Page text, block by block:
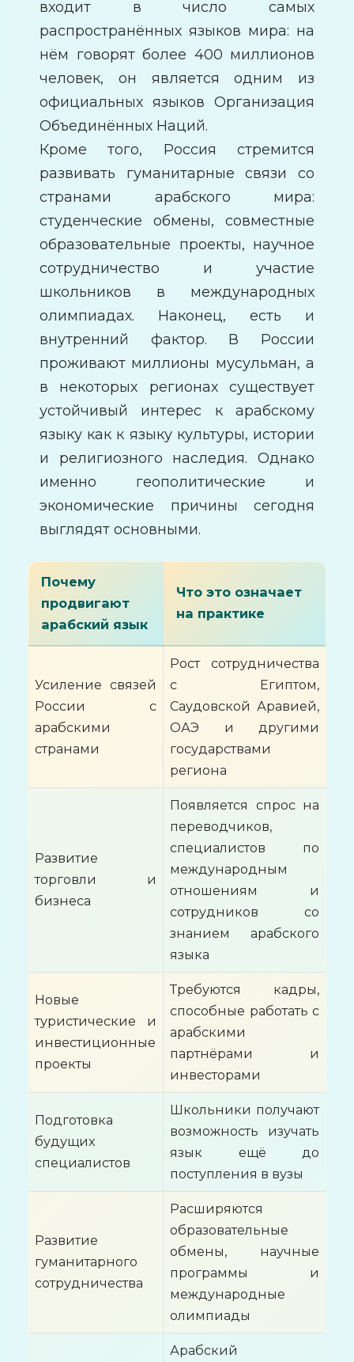
входит в число самых
распространённых языков мира: на
нём говорят более 400 миллионов
человек, он является одним из
официальных языков Организация
Объединённых Наций.
Кроме того, Россия стремится
развивать гуманитарные связи со
странами арабского мира:
студенческие обмены, совместные
образовательные проекты, научное
сотрудничество и участие
школьников в международных
олимпиадах. Наконец, есть и
внутренний фактор. В России
проживают миллионы мусульман, а
в некоторых регионах существует
устойчивый интерес к арабскому
языку как к языку культуры, истории
и религиозного наследия. Однако
именно геополитические и
экономические причины сегодня
выглядят основными.
Почему
продвигают
арабский язык
Что это означает
на практике
Усиление связей
России с
арабскими
странами
Рост сотрудничества
с Египтом,
Саудовской Аравией,
ОАЭ и другими
государствами
региона
Развитие
торговли и
бизнеса
Появляется спрос на
переводчиков,
специалистов по
международным
отношениям и
сотрудников со
знанием арабского
языка
Новые
туристические и
инвестиционные
проекты
Требуются кадры,
способные работать с
арабскими
партнёрами и
инвесторами
Подготовка
будущих
специалистов
Школьники получают
возможность изучать
язык ещё до
поступления в вузы
Развитие
гуманитарного
сотрудничества
Расширяются
образовательные
обмены, научные
программы и
международные
олимпиады
Арабский